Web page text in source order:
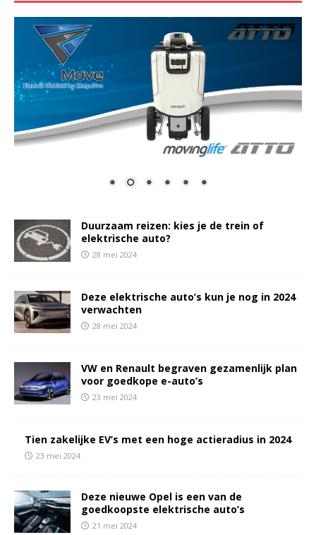
Duurzaam reizen: kies je de trein of
elektrische auto?
28 mei 2024
Deze elektrische auto’s kun je nog in 2024
verwachten
28 mei 2024
VW en Renault begraven gezamenlijk plan
voor goedkope e-auto’s
23 mei 2024
Tien zakelijke EV’s met een hoge actieradius in 2024
23 mei 2024
Deze nieuwe Opel is een van de
goedkoopste elektrische auto’s
21 mei 2024